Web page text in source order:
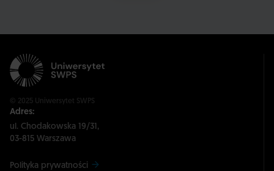
© 2025 Uniwersytet SWPS
Adres:
ul. Chodakowska 19/31,
03-815 Warszawa
Polityka prywatności